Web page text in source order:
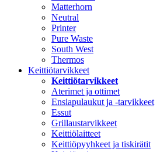
Matterhorn
Neutral
Printer
Pure Waste
South West
Thermos
Keittiötarvikkeet
Keittiötarvikkeet
Aterimet ja ottimet
Ensiapulaukut ja -tarvikkeet
Essut
Grillaustarvikkeet
Keittiölaitteet
Keittiöpyyhkeet ja tiskirätit